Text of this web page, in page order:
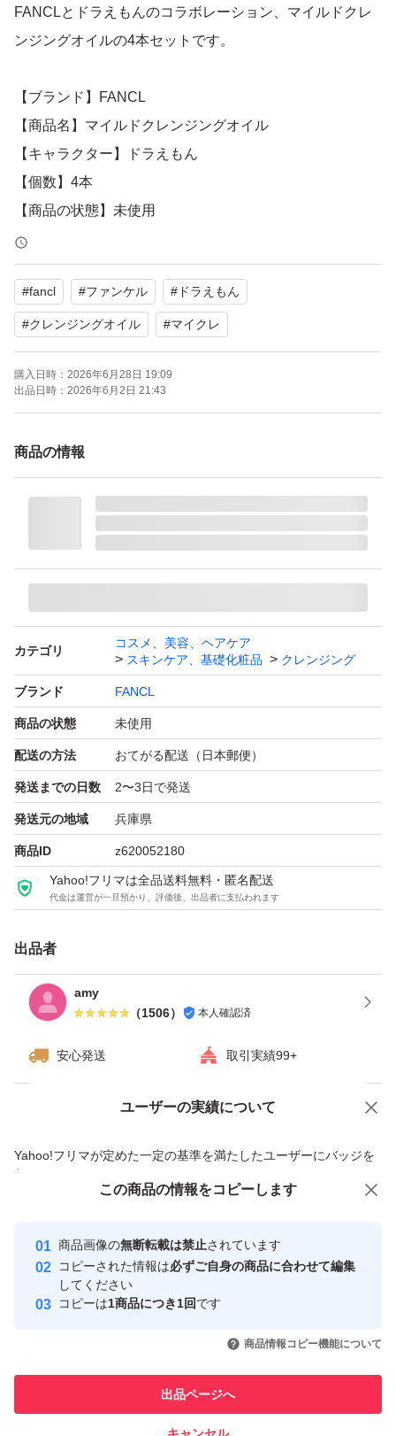
FANCLとドラえもんのコラボレーション、マイルドクレ
ンジングオイルの4本セットです。
【ブランド】FANCL
【商品名】マイルドクレンジングオイル
【キャラクター】ドラえもん
【個数】4本
【商品の状態】未使用
【カラー】ブルー系
よろしくお願いいたします。
#fancl #ファンケル # ドラえもん
#クレンジングオイル #マイクレ
購入日時： 2026年6月28日 19:09
出品日時： 2026年6月2日 21:43
商品の情報
カテゴリ
コスメ、美容、ヘアケア
スキンケア、基礎化粧品
クレンジング
ブランド FANCL
商品の状態 未使用
配送の方法 おてがる配送（日本郵便）
発送までの日数 2〜3日で発送
発送元の地域 兵庫県
商品ID z620052180
Yahoo!フリマは全品送料無料・匿名配送
代金は運営が一旦預かり、評価後、出品者に支払われます
出品者
amy
（1506） 本人確認済
安心発送 取引実績99+
ユーザーの実績について
Yahoo!フリマが定めた一定の基準を満たしたユーザーにバッジを
付与しています
安心取引出品者
心・安全なユーザーです
取引実績
引を完了させた実績があります
での取引実績があります
価格の相談 商品への質問
この商品の情報をコピーします
商品画像の無断転載は禁止されています
コピーされた情報は必ずご自身の商品に合わせて編集
してください
コピーは1商品につき1回です
商品情報コピー機能について
出品ページへ
この商品をみている人にオススメ